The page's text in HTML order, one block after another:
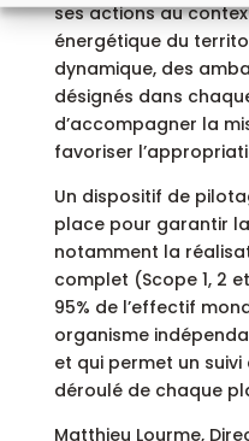
ses actions au
énergétique du
dynamique, des
désignés dans
d’accompagner la
favoriser
Un dispositif de
place pour garantir
notamment la
complet (Scope 1, 2
95% de l’effectif
organisme
et qui permet un
déroulé de chaque
Matthieu Lourme,